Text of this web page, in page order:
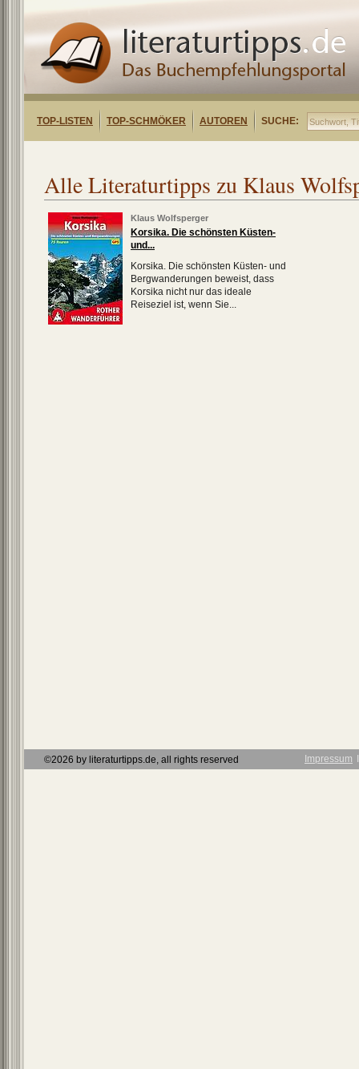
TOP-LISTEN TOP-SCHMÖKER AUTOREN SUCHE:
Alle Literaturtipps zu Klaus
Klaus Wolfsperger
Korsika. Die schönsten Küsten-
und...
Korsika. Die schönsten Küsten- und
Bergwanderungen beweist, dass
Korsika nicht nur das ideale
Reiseziel ist, wenn Sie...
©2026 by literaturtipps.de, all rights reserved Impressum